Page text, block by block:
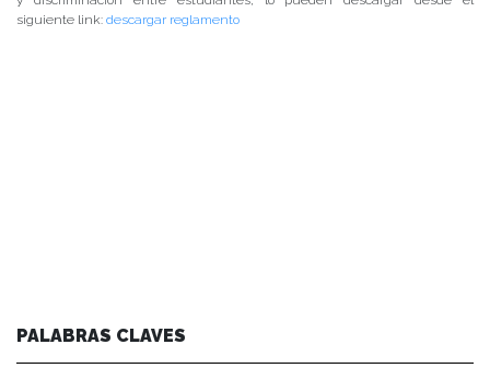
siguiente link: descargar reglamento
PALABRAS CLAVES